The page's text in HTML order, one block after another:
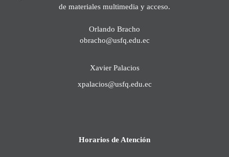
de materiales multimedia y acceso.
Orlando Bracho
obracho@usfq.edu.ec
Xavier Palacios
xpalacios@usfq.edu.ec
Horarios de Atención